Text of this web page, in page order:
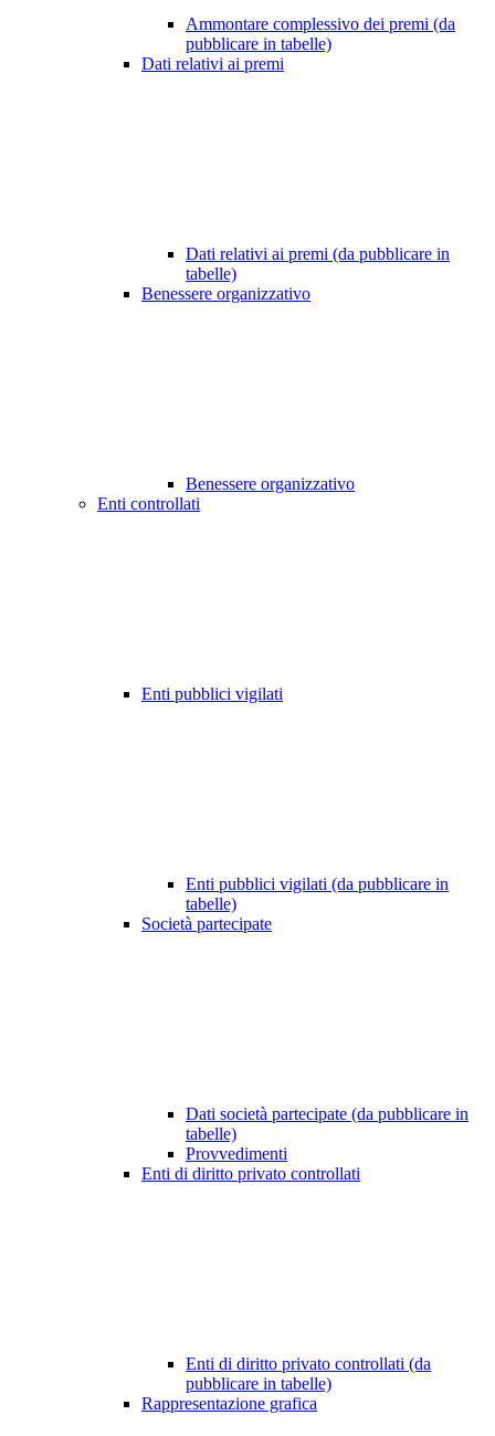
Ammontare complessivo dei premi (da
pubblicare in tabelle)
Dati relativi ai premi
Dati relativi ai premi (da pubblicare in
tabelle)
Benessere organizzativo
Benessere organizzativo
Enti controllati
Enti pubblici vigilati
Enti pubblici vigilati (da pubblicare in
tabelle)
Società partecipate
Dati società partecipate (da pubblicare in
tabelle)
Provvedimenti
Enti di diritto privato controllati
Enti di diritto privato controllati (da
pubblicare in tabelle)
Rappresentazione grafica